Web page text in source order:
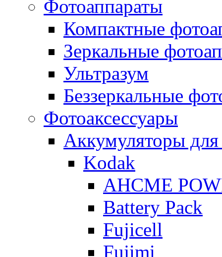
Фотоаппараты
Компактные
Зеркальные
Ультразум
Беззеркальные
Фотоаксессуары
Аккумуляторы для
Kodak
AHCME
Battery Pack
Fujicell
Fujimi